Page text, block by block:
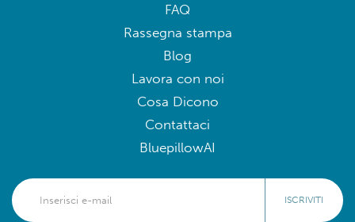
FAQ
Rassegna stampa
Blog
Lavora con noi
Cosa Dicono
Contattaci
BluepillowAI
ISCRIVITI